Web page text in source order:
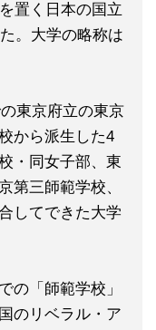
置く日本の国立
。大学の略称は
東京府立の東京
から派生した4
・同女子部、東
第三師範学校、
してできた大学
の「師範学校」
のリベラル・ア